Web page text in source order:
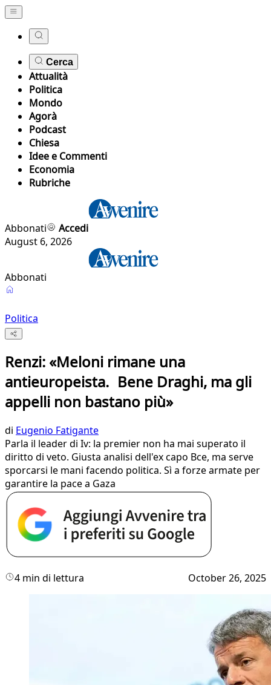
Cerca
Attualità
Politica
Mondo
Agorà
Podcast
Chiesa
Idee e Commenti
Economia
Rubriche
Abbonati
Accedi
August 6, 2026
Abbonati
Politica
Renzi: «Meloni rimane una
antieuropeista. Bene Draghi, ma gli
appelli non bastano più»
di Eugenio Fatigante
Parla il leader di Iv: la premier non ha mai superato il
diritto di veto. Giusta analisi dell'ex capo Bce, ma serve
sporcarsi le mani facendo politica. Sì a forze armate per
garantire la pace a Gaza
4 min di lettura October 26, 2025